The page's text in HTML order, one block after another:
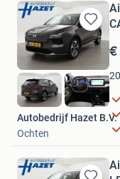
Bewaren
in
Mijn
Autobedrijf Hazet B.V.
Ochten